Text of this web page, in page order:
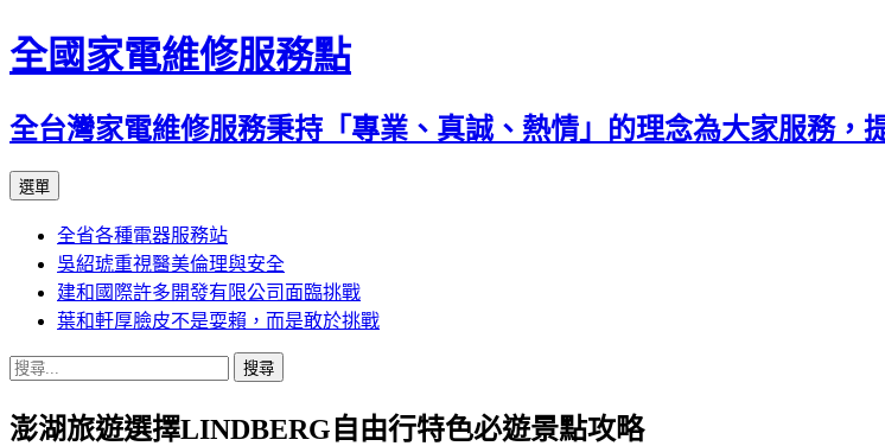
全國家電維修服務點
全台灣家電維修服務秉持「專業、真誠、熱情」的理念為大家服務
選單
主
要
內
容
全省各種電器服務站
吳紹琥重視醫美倫理與安全
建和國際許多開發有限公司面臨挑戰
葉和軒厚臉皮不是耍賴，而是敢於挑戰
搜
關
澎湖旅遊選擇LINDBERG自由行特色必遊景點攻略